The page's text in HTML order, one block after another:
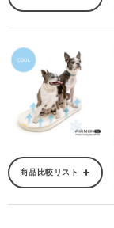
商品比較リスト